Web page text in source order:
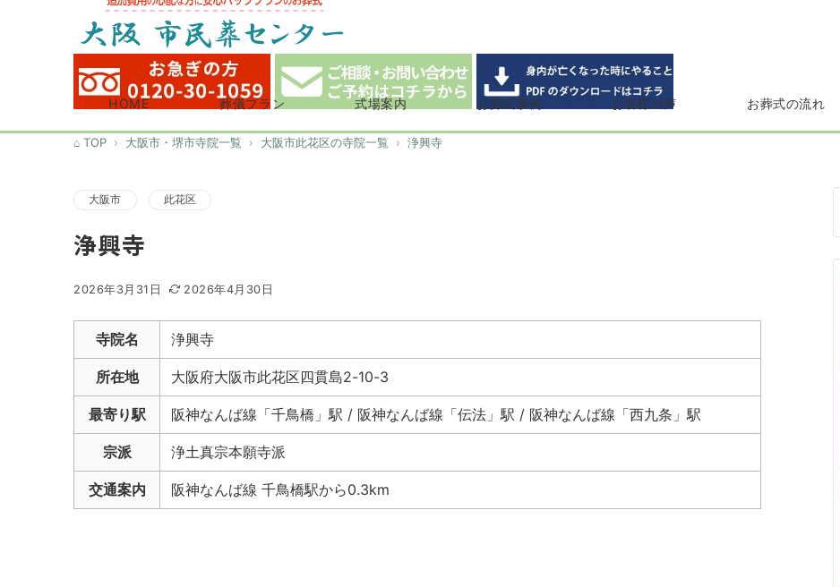
HOME 葬儀プラン 式場案内 お葬式事例 お客様の声 お葬式の流れ
TOP 大阪市・堺市寺院一覧 大阪市此花区の寺院一覧 浄興寺
大阪市 此花区
浄興寺
2026年3月31日 2026年4月30日
寺院名 浄興寺
所在地 大阪府大阪市此花区四貫島2-10-3
最寄り駅 阪神なんば線「千鳥橋」駅 / 阪神なんば線「伝法」駅 / 阪神なんば線「西九条」駅
宗派 浄土真宗本願寺派
交通案内 阪神なんば線 千鳥橋駅から0.3km